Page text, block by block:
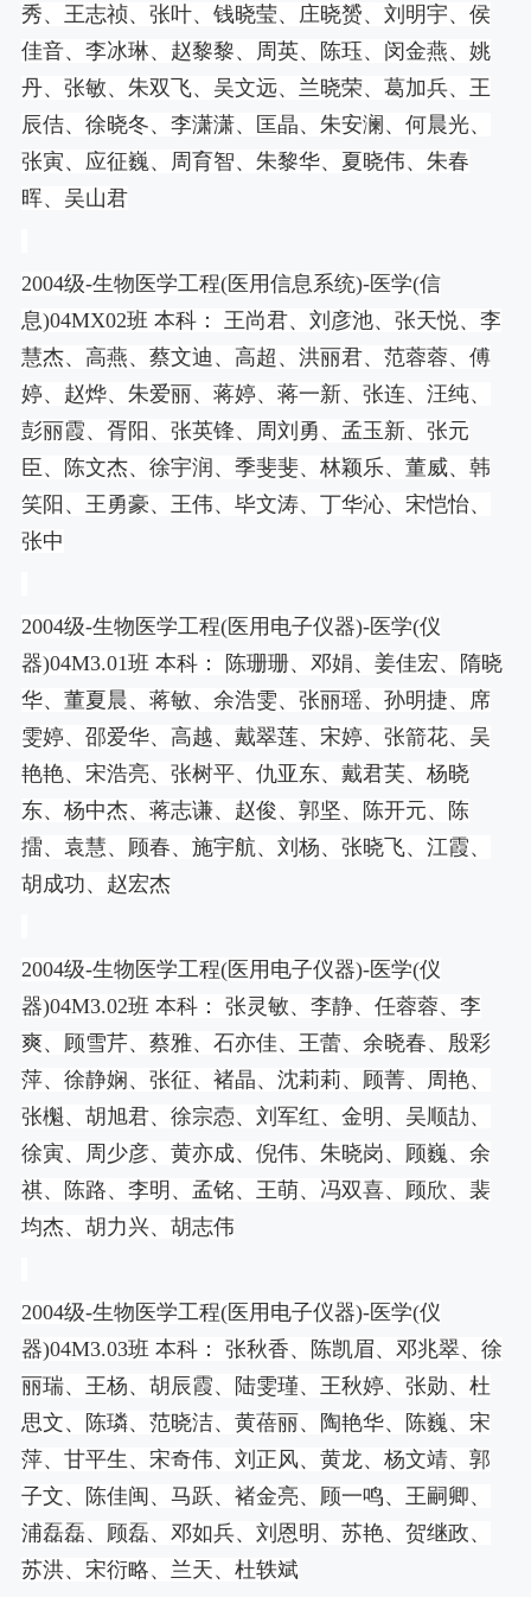
秀、王志祯、张叶、钱晓莹、庄晓赟、刘明宇、侯
佳音、李冰琳、赵黎黎、周英、陈珏、闵金燕、姚
丹、张敏、朱双飞、吴文远、兰晓荣、葛加兵、王
辰佶、徐晓冬、李潇潇、匡晶、朱安澜、何晨光、
张寅、应征巍、周育智、朱黎华、夏晓伟、朱春
晖、吴山君
2004级-生物医学工程(医用信息系统)-医学(信
息)04MX02班 本科： 王尚君、刘彦池、张天悦、李
慧杰、高燕、蔡文迪、高超、洪丽君、范蓉蓉、傅
婷、赵烨、朱爱丽、蒋婷、蒋一新、张连、汪纯、
彭丽霞、胥阳、张英锋、周刘勇、孟玉新、张元
臣、陈文杰、徐宇润、季斐斐、林颖乐、董威、韩
笑阳、王勇豪、王伟、毕文涛、丁华沁、宋恺怡、
张中
2004级-生物医学工程(医用电子仪器)-医学(仪
器)04M3.01班 本科： 陈珊珊、邓娟、姜佳宏、隋晓
华、董夏晨、蒋敏、余浩雯、张丽瑶、孙明捷、席
雯婷、邵爱华、高越、戴翠莲、宋婷、张箭花、吴
艳艳、宋浩亮、张树平、仇亚东、戴君芙、杨晓
东、杨中杰、蒋志谦、赵俊、郭坚、陈开元、陈
擂、袁慧、顾春、施宇航、刘杨、张晓飞、江霞、
胡成功、赵宏杰
2004级-生物医学工程(医用电子仪器)-医学(仪
器)04M3.02班 本科： 张灵敏、李静、任蓉蓉、李
爽、顾雪芹、蔡雅、石亦佳、王蕾、余晓春、殷彩
萍、徐静娴、张征、褚晶、沈莉莉、顾菁、周艳、
张櫆、胡旭君、徐宗悫、刘军红、金明、吴顺劼、
徐寅、周少彦、黄亦成、倪伟、朱晓岗、顾巍、余
祺、陈路、李明、孟铭、王萌、冯双喜、顾欣、裴
均杰、胡力兴、胡志伟
2004级-生物医学工程(医用电子仪器)-医学(仪
器)04M3.03班 本科： 张秋香、陈凯眉、邓兆翠、徐
丽瑞、王杨、胡辰霞、陆雯瑾、王秋婷、张勋、杜
思文、陈璘、范晓洁、黄蓓丽、陶艳华、陈巍、宋
萍、甘平生、宋奇伟、刘正风、黄龙、杨文靖、郭
子文、陈佳闽、马跃、褚金亮、顾一鸣、王嗣卿、
浦磊磊、顾磊、邓如兵、刘恩明、苏艳、贺继政、
苏洪、宋衍略、兰天、杜轶斌